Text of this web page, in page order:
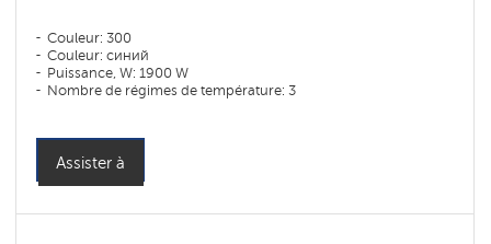
Couleur: 300
Couleur: синий
Puissance, W: 1900 W
Nombre de régimes de température: 3
Assister à